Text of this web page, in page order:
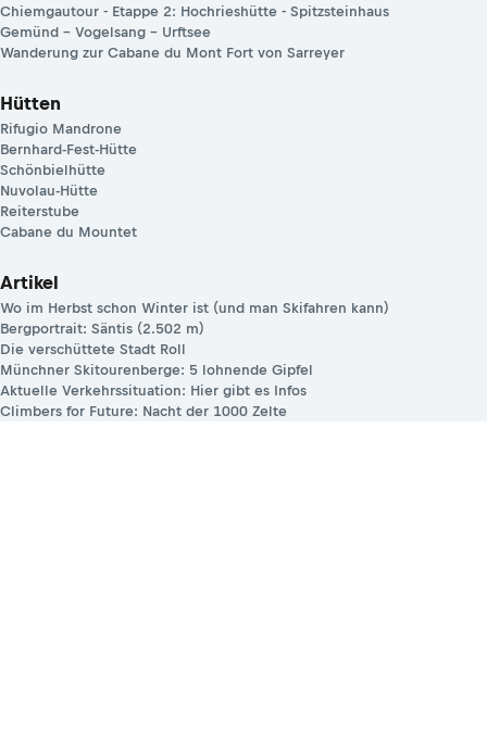
Chiemgautour - Etappe 2: Hochrieshütte - Spitzsteinhaus
Gemünd – Vogelsang – Urftsee
Wanderung zur Cabane du Mont Fort von Sarreyer
Hütten
Rifugio Mandrone
Bernhard-Fest-Hütte
Schönbielhütte
Nuvolau-Hütte
Reiterstube
Cabane du Mountet
Artikel
Wo im Herbst schon Winter ist (und man Skifahren kann)
Bergportrait: Säntis (2.502 m)
Die verschüttete Stadt Roll
Münchner Skitourenberge: 5 lohnende Gipfel
Aktuelle Verkehrssituation: Hier gibt es Infos
Climbers for Future: Nacht der 1000 Zelte